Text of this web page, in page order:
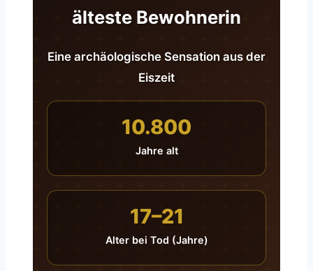
älteste Bewohnerin
Eine archäologische Sensation aus der
Eiszeit
10.800
Jahre alt
17–21
Alter bei Tod (Jahre)